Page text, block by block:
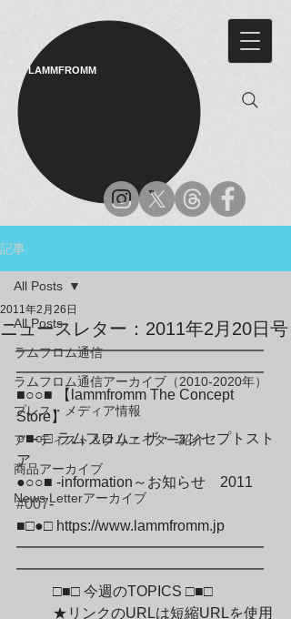
LAMMFROMM​
記事
All Posts
ラムフロム通信
ラムフロム通信アーカイブ（2010-2020年）
プレス・メディア情報
アーティスト＆クリエイター紹介
商品アーカイブ
News Letterアーカイブ
All Posts
ニュースレター：2011年2月20日号
2011年2月26日
━━━━━━━━━━━━━━━━━
━━━━━━━━━━━━━━━━━
■○○■ 【lammfromm The Concept
Store】
○■○□ ラムフロム・ザ・コンセプトスト
ア
●○○■ -information～お知らせ　2011
#007-
■□●□ https://www.lammfromm.jp
━━━━━━━━━━━━━━━━━
━━━━━━━━━━━━━━━━━
	□■□ 今週のTOPICS □■□